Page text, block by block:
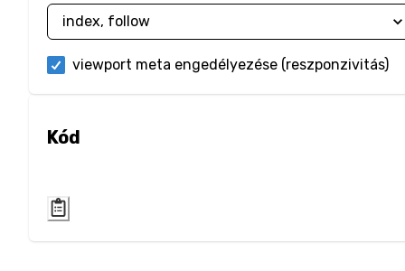
viewport meta engedélyezése (reszponzivitás)
Kód